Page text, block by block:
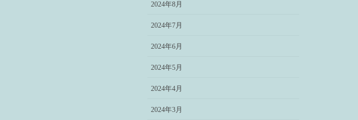
2024年8月
2024年7月
2024年6月
2024年5月
2024年4月
2024年3月